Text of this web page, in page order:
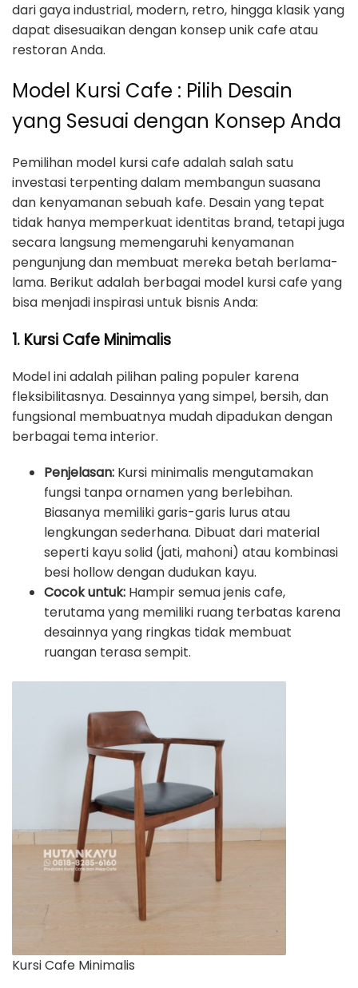
dari gaya industrial, modern, retro, hingga klasik yang
dapat disesuaikan dengan konsep unik cafe atau
restoran Anda.
Model Kursi Cafe : Pilih Desain
yang Sesuai dengan Konsep Anda
Pemilihan model kursi cafe adalah salah satu
investasi terpenting dalam membangun suasana
dan kenyamanan sebuah kafe. Desain yang tepat
tidak hanya memperkuat identitas brand, tetapi juga
secara langsung memengaruhi kenyamanan
pengunjung dan membuat mereka betah berlama-
lama. Berikut adalah berbagai model kursi cafe yang
bisa menjadi inspirasi untuk bisnis Anda:
1. Kursi Cafe Minimalis
Model ini adalah pilihan paling populer karena
fleksibilitasnya. Desainnya yang simpel, bersih, dan
fungsional membuatnya mudah dipadukan dengan
berbagai tema interior.
Penjelasan: Kursi minimalis mengutamakan
fungsi tanpa ornamen yang berlebihan.
Biasanya memiliki garis-garis lurus atau
lengkungan sederhana. Dibuat dari material
seperti kayu solid (jati, mahoni) atau kombinasi
besi hollow dengan dudukan kayu.
Cocok untuk: Hampir semua jenis cafe,
terutama yang memiliki ruang terbatas karena
desainnya yang ringkas tidak membuat
ruangan terasa sempit.
Kursi Cafe Minimalis